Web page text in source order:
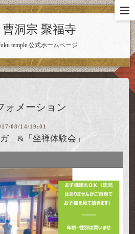
曹洞宗 聚福寺
temple 公式ホームページ
ォメーション
08/14/19:01
」&「坐禅体験会」